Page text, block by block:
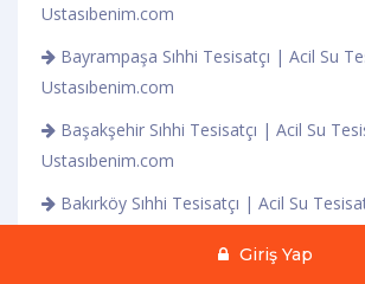
Giriş Yap
Ustasıbenim.com
Bayrampaşa Sıhhi Tesisatçı | Acil Su
Ustasıbenim.com
Başakşehir Sıhhi Tesisatçı | Acil Su
Ustasıbenim.com
Bakırköy Sıhhi Tesisatçı | Acil Su